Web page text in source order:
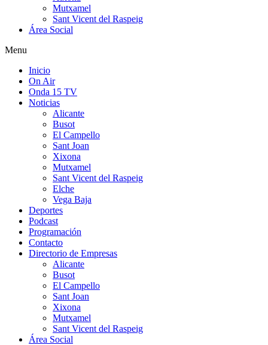
Mutxamel
Sant Vicent del Raspeig
Área Social
Menu
Inicio
On Air
Onda 15 TV
Noticias
Alicante
Busot
El Campello
Sant Joan
Xixona
Mutxamel
Sant Vicent del Raspeig
Elche
Vega Baja
Deportes
Podcast
Programación
Contacto
Directorio de Empresas
Alicante
Busot
El Campello
Sant Joan
Xixona
Mutxamel
Sant Vicent del Raspeig
Área Social